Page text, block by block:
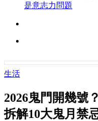
是意志力問題
生活
2026鬼門開幾號
拆解10大鬼月禁